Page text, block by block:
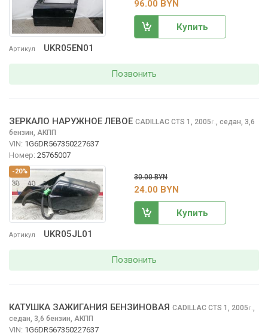
Артикул UKR05EN01
96.00 BYN
Купить
Позвонить
-20%
Артикул UKR05JL01
ЗЕРКАЛО НАРУЖНОЕ ЛЕВОЕ CADILLAC CTS 1, 2005г., седан, 3,6
бензин, АКПП
VIN: 1G6DR567350227637
Номер: 25765007
30.00 BYN
24.00 BYN
Купить
Позвонить
КАТУШКА ЗАЖИГАНИЯ БЕНЗИНОВАЯ CADILLAC CTS 1, 2005г.,
седан, 3,6 бензин, АКПП
VIN: 1G6DR567350227637